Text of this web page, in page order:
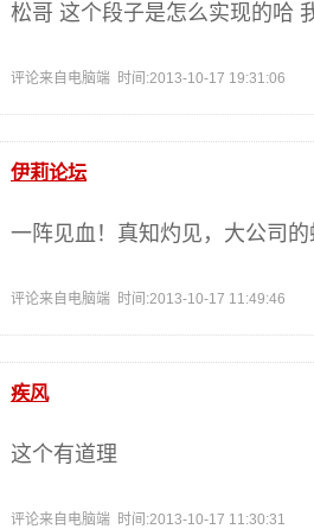
松哥 这个段子是怎么实现的哈
评论来自电脑端 时间:2013-10-17 19:31:06
伊莉论坛
一阵见血！真知灼见，大公司
评论来自电脑端 时间:2013-10-17 11:49:46
疾风
这个有道理
评论来自电脑端 时间:2013-10-17 11:30:31